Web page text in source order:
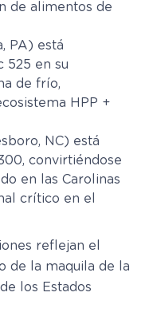
de alimentos de
PA) está
525 en su
de frío,
HPP +
NC) está
convirtiéndose
en las Carolinas
crítico en el
reflejan el
de la maquila de la
los Estados